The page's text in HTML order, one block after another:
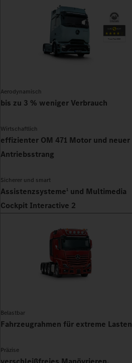
Aerodynamisch
bis zu 3 % weniger Verbrauch
Wirtschaftlich
effizienter OM 471 Motor und neuer
Antriebsstrang
Sicherer und smart
Assistenzsysteme1 und Multimedia
Cockpit Interactive 2
Belastbar
Fahrzeugrahmen für extreme Lasten
Präzise